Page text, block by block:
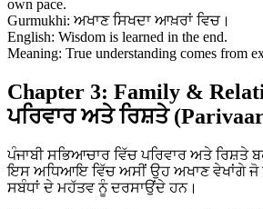
own pace.
Gurmukhi: ਅਖਾਣ ਸਿਖਦਾ ਆਖ਼ਰਾਂ ਵਿਚ।
English: Wisdom is learned in the end.
Meaning: True understanding comes from
Chapter 3: Family &
ਪਰਿਵਾਰ ਅਤੇ ਰਿਸ਼ਤੇ
ਪੰਜਾਬੀ ਸਭਿਆਚਾਰ ਵਿੱਚ ਪਰਿਵਾਰ ਅਤੇ ਰਿਸ਼ਤੇ
ਇਸ ਅਧਿਆਇ ਵਿੱਚ ਅਸੀਂ ਉਹ ਅਖਾਣ ਵੇਖਾਂਗੇ ਜੋ
ਸਬੰਧਾਂ ਦੇ ਮਹੱਤਵ ਨੂੰ ਦਰਸਾਉਂਦੇ ਹਨ।